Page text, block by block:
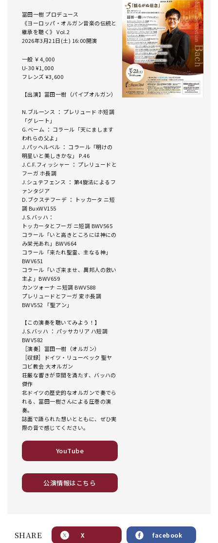
冨田一樹 プロデュース
《ヨーロッパ・オルガン音楽の伝統と
継承を聴く》 Vol.2
2026年3月21日(土) 16:00開演
一般 ￥4,000
U-30 ¥1,000
フレンズ ¥3,600
【出演】冨田一樹（パイプオルガン）
N.ブルーンス ： プレリュード ホ短調
「グレート」
G.ベーム ： コラール「天にまします
われらの父よ」
J.パッヘルベル ： コラール「明けの
明星いと美しきかな」 P.46
J.C.F.フィッシャー ： プレリュードと
フーガ ホ長調
J.シュテフェンス ： 第4旋法によるフ
ァンタジア
D.ブクステフーデ ： トッカータ ニ短
調 BuxWV155
J.S.バッハ：
トッカータとフーガ ニ短調 BWV565
コラール「いと高きところには神にの
み栄光あれ」BWV664
コラール「来たれ聖霊、主なる神」
BWV651
コラール「いざ来ませ、異邦人の救い
主よ」BWV659
カンツォーナ ニ短調 BWV588
プレリュードとフーガ 変ホ長調
BWV552 「聖アン」
【この演奏を聴いてみよう！】
J.S.バッハ ： パッサカリア ハ短調
BWV582
［演奏］冨田一樹（オルガン）
［収録］ドイツ・リューベック 聖ヤ
コビ教会 大オルガン
荘厳な響きが空間を満たす、バッハの
傑作
北ドイツの歴史的なオルガンで奏でら
れる、冨田一樹さんによる圧巻の演
奏。
誌面で語られた想いとともに、ぜひ実
際の音で感じてください。
YouTube
公演情報はこちら
SHARE X facebook